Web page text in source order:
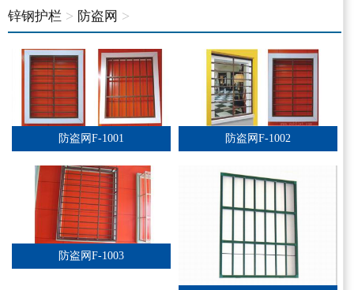
锌钢护栏 > 防盗网 >
防盗网F-1001 防盗网F-1002
防盗网F-1003